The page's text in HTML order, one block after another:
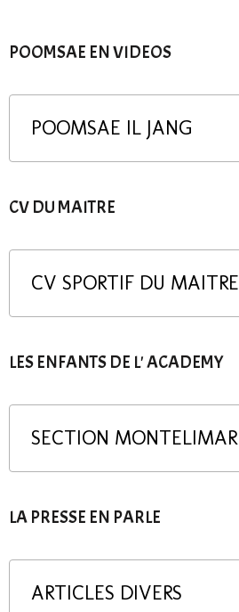
POOMSAE EN VIDEOS
POOMSAE IL JANG
CV DU MAITRE
CV SPORTIF DU MAITRE
LES ENFANTS DE L' ACADEMY
SECTION MONTELIMAR
LA PRESSE EN PARLE
ARTICLES DIVERS